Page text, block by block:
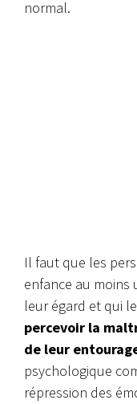
normal.
Il faut que les
enfance au moins
leur égard et qui
percevoir la
de leur
psychologique
répression des